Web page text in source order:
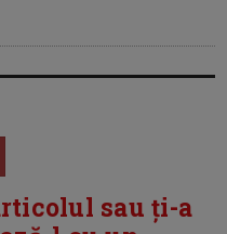
sau ți-a